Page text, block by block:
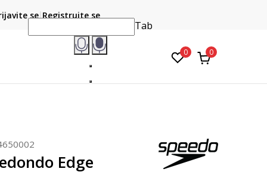
karticom online i preuzmite u prodavnici po vašem
se Registrujte se
Tab
0 0
Edge